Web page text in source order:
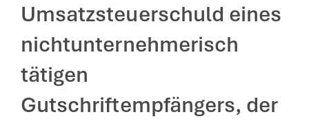
Umsatzsteuerschuld eines
nichtunternehmerisch
tätigen
Gutschriftempfängers, der